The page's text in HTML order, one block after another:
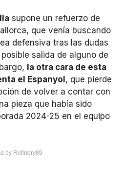
supone un refuerzo de
que venía buscando
defensiva tras las dudas
salida de alguno de
la otra cara de esta
el Espanyol, que pierde
de volver a contar con
pieza que había sido
2024-25 en el equipo
by Refinery89